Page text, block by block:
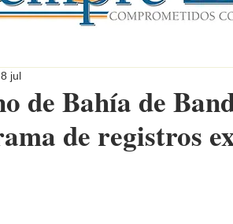
de Bahía de
de registros
8 jul